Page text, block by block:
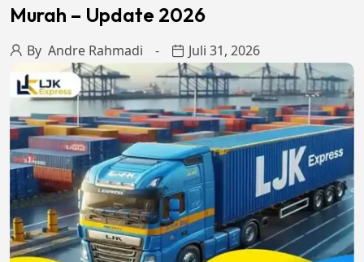
Murah – Update 2026
By Andre Rahmadi Juli 31, 2026